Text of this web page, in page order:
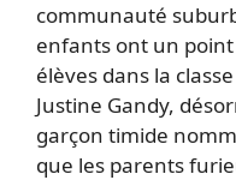
communauté
enfants ont un
élèves dans la
Justine Gandy,
garçon timide
que les parents